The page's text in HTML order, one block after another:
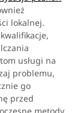
lokalnej.
usługi na
problemu,
go
przed